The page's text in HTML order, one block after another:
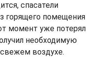
спасатели
горящего помещения
момент уже потерял
необходимую
воздухе.